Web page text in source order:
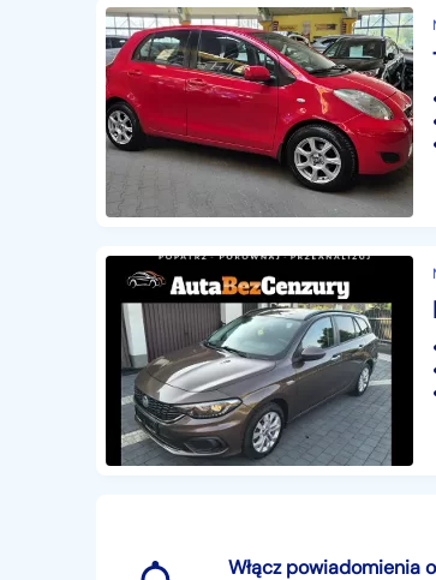
Włącz powiadomienia